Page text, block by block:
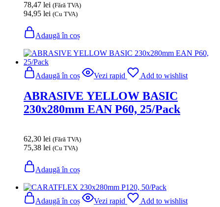
78,47 lei (Fără TVA)
94,95 lei (Cu TVA)
Adaugă în coș
Adaugă în coș Vezi rapid Add to wishlist
ABRASIVE YELLOW BASIC
230x280mm EAN P60, 25/Pack
62,30 lei (Fără TVA)
75,38 lei (Cu TVA)
Adaugă în coș
Adaugă în coș Vezi rapid Add to wishlist